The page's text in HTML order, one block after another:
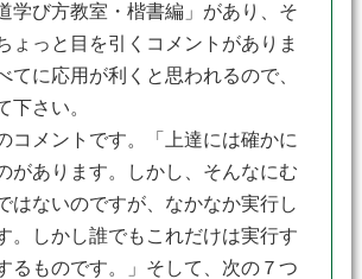
学び方教室・楷書編」があり、そ
ょっと目を引くコメントがありま
てに応用が利くと思われるので、
下さい。
コメントです。「上達には確かに
があります。しかし、そんなにむ
はないのですが、なかなか実行し
。しかし誰でもこれだけは実行す
るものです。」そして、次の７つ